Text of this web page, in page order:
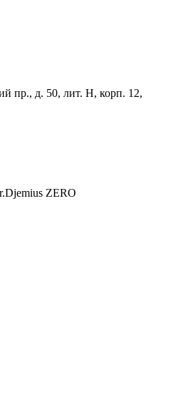
пр., д. 50, лит. Н, корп. 12,
ZERO